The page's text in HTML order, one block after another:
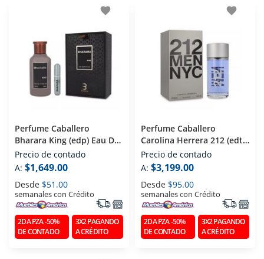
favorite
Perfume Caballero
Bharara King (edp) Eau De
Parfum 100 Ml
Precio de contado
A: $1,649.00
Desde $51.00
semanales con Crédito
2DA PZA -50%
DE CONTADO
3X2 PAGANDO
A CRÉDITO
favorite
Perfume Caballero
Carolina Herrera 212 (edt)
Eau De Toilette 200 Ml
Precio de contado
A: $3,199.00
Desde $95.00
semanales con Crédito
2DA PZA -50%
DE CONTADO
3X2 PAGANDO
A CRÉDITO